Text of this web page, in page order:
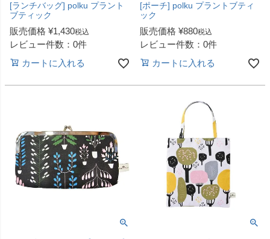
[ランチバッグ] polku プラント
ブティック
販売価格 ¥1,430税込
レビュー件数：0件
カートに入れる
[ポーチ] polku プラントブティ
ック
販売価格 ¥880税込
レビュー件数：0件
カートに入れる